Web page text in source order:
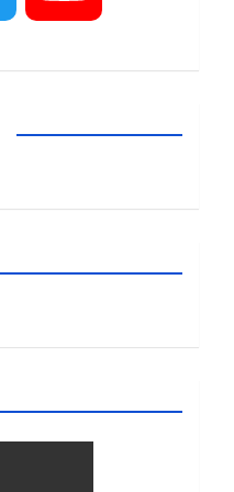
i
t
r
u
T